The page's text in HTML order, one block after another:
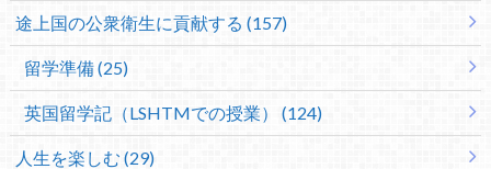
途上国の公衆衛生に貢献する (157)
留学準備 (25)
英国留学記（LSHTMでの授業） (124)
人生を楽しむ (29)